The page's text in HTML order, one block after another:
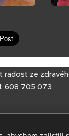
radost ze
608 705 073